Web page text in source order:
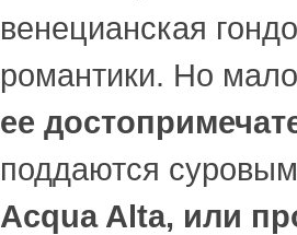
венецианская
романтики. Но
ее
поддаются
Acqua Alta, или